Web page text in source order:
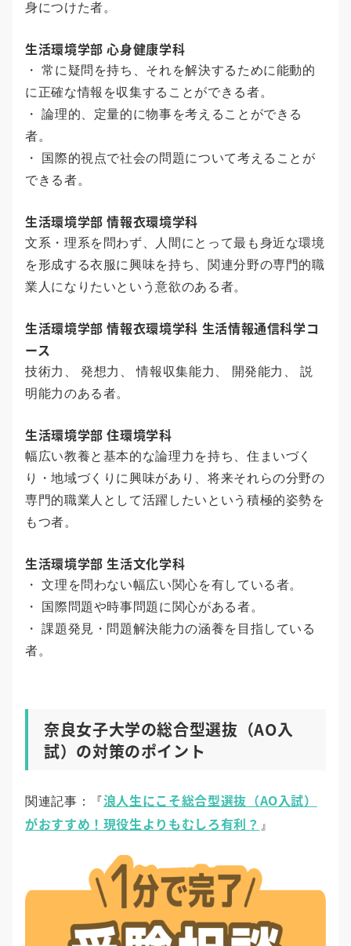
身につけた者。
生活環境学部 心身健康学科
・ 常に疑問を持ち、それを解決するために能動的
に正確な情報を収集することができる者。
・ 論理的、定量的に物事を考えることができる
者。
・ 国際的視点で社会の問題について考えることが
できる者。
生活環境学部 情報衣環境学科
文系・理系を問わず、人間にとって最も身近な環境
を形成する衣服に興味を持ち、関連分野の専門的職
業人になりたいという意欲のある者。
生活環境学部 情報衣環境学科 生活情報通信科学コ
ース
技術力、 発想力、 情報収集能力、 開発能力、 説
明能力のある者。
生活環境学部 住環境学科
幅広い教養と基本的な論理力を持ち、住まいづく
り・地域づくりに興味があり、将来それらの分野の
専門的職業人として活躍したいという積極的姿勢を
もつ者。
生活環境学部 生活文化学科
・ 文理を問わない幅広い関心を有している者。
・ 国際問題や時事問題に関心がある者。
・ 課題発見・問題解決能力の涵養を目指している
者。
奈良女子大学の総合型選抜（AO入
試）の対策のポイント
関連記事：『浪人生にこそ総合型選抜（AO入試）
がおすすめ！現役生よりもむしろ有利？ 』